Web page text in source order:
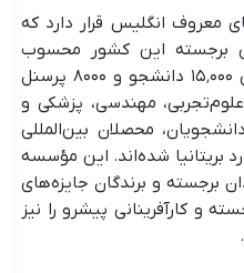
معروف انگلیس قرار دارد که
برجسته این کشور محسوب
می‌شود. کالج سلطنتی لندن دارای ۱۵٬۰۰۰ دانشجو و ۸۰۰۰ پرسنل
مهندسی، پزشکی و
محصلان بین‌المللی
مختلف وارد بریتانیا شده‌اند. این مؤسسه
برجسته و برندگان جایزه‌های
و کارآفرینانی پیشرو را نیز